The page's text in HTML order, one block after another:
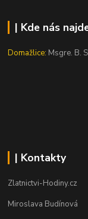
| Kde nás
Domažlice: Msgre. B.
| Kontakty
Zlatnictvi-Hodiny.cz
Miroslava Budínová